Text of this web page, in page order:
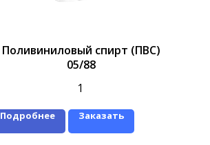
Поливиниловый спирт (ПВС)
05/88
1
Подробнее Заказать